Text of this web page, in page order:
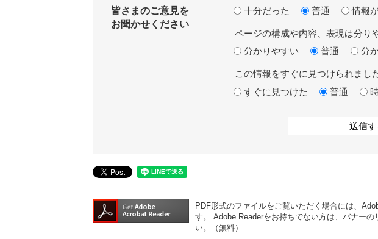
皆さまのご意見を
お聞かせください
十分だった
普通 情報
ページの構成や内容、表現は分り
分かりやすい
普通 分
この情報をすぐに見つけられまし
すぐに見つけた
普通
PDF形式のファイルをご覧いただく場合には、
す。
Adobe Readerをお持ちでない方は、バナー
い。（無料）